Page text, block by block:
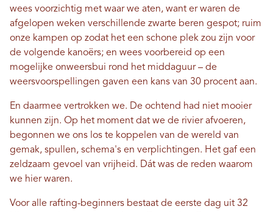
wees voorzichtig met waar we aten, want er waren de
afgelopen weken verschillende zwarte beren gespot; ruim
onze kampen op zodat het een schone plek zou zijn voor
de volgende kanoërs; en wees voorbereid op een
mogelijke onweersbui rond het middaguur – de
weersvoorspellingen gaven een kans van 30 procent aan.
En daarmee vertrokken we. De ochtend had niet mooier
kunnen zijn. Op het moment dat we de rivier afvoeren,
begonnen we ons los te koppelen van de wereld van
gemak, spullen, schema's en verplichtingen. Het gaf een
zeldzaam gevoel van vrijheid. Dát was de reden waarom
we hier waren.
Voor alle rafting-beginners bestaat de eerste dag uit 32